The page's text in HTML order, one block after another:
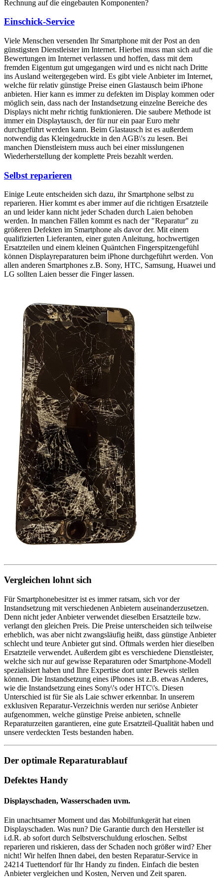
Rechnung auf die eingebauten Komponenten?
Einschick-Service
Viele Menschen versenden Ihr Smartphone mit der Post an den
günstigsten Dienstleister im Internet. Hierbei muss man sich auf die
Bewertungen im Internet verlassen und hoffen, dass mit dem
fremden Eigentum gut umgegangen wird und es nicht nach Dritte
ins Ausland weitergegeben wird. Es gibt viele Anbieter im Internet,
welche für relativ günstige Preise einen Glastausch beim iPhone
anbieten. Hier kann es immer zu defekten im Display kommen oder
möglich sein, dass nach der Instandsetzung einzelne Bereiche des
Displays nicht mehr richtig funktionieren. Die saubere Methode ist
immer ein Displaytausch, der für nur ein paar Euro mehr
durchgeführt werden kann. Beim Glastausch ist es außerdem
notwendig das Kleingedruckte in den AGB\'s zu lesen. Bei
manchen Dienstleistern muss auch bei einer misslungenen
Wiederherstellung der komplette Preis bezahlt werden.
Selbst reparieren
Einige Leute entscheiden sich dazu, ihr Smartphone selbst zu
reparieren. Hier kommt es aber immer auf die richtigen Ersatzteile
an und leider kann nicht jeder Schaden durch Laien behoben
werden. In manchen Fällen kommt es nach der "Reparatur" zu
größeren Defekten im Smartphone als davor der. Mit einem
qualifizierten Lieferanten, einer guten Anleitung, hochwertigen
Ersatzteilen und einem kleinen Quäntchen Fingerspitzengefühl
können Displayreparaturen beim iPhone durchgeführt werden. Von
allen anderen Smartphones z.B. Sony, HTC, Samsung, Huawei und
LG sollten Laien besser die Finger lassen.
Vergleichen lohnt sich
Für Smartphonebesitzer ist es immer ratsam, sich vor der
Instandsetzung mit verschiedenen Anbietern auseinanderzusetzen.
Denn nicht jeder Anbieter verwendet dieselben Ersatzteile bzw.
verlangt den gleichen Preis. Die Preise unterscheiden sich teilweise
erheblich, was aber nicht zwangsläufig heißt, dass günstige Anbieter
schlecht und teure Anbieter gut sind. Oftmals werden hier dieselben
Ersatzteile verwendet. Außerdem gibt es verschiedene Dienstleister,
welche sich nur auf gewisse Reparaturen oder Smartphone-Modell
spezialisiert haben und Ihre Expertise dort unter Beweis stellen
können. Die Instandsetzung eines iPhones ist z.B. etwas Anderes,
wie die Instandsetzung eines Sony\'s oder HTC\'s. Diesen
Unterschied ist für Sie als Laie schwer erkennbar. In unserem
exklusiven Reparatur-Verzeichnis werden nur seriöse Anbieter
aufgenommen, welche günstige Preise anbieten, schnelle
Reparaturzeiten garantieren, eine gute Ersatzteil-Qualität haben und
unsere verdeckten Tests bestanden haben.
Der optimale Reparaturablauf
Defektes Handy
Displayschaden, Wasserschaden uvm.
Ein unachtsamer Moment und das Mobilfunkgerät hat einen
Displayschaden. Was nun? Die Garantie durch den Hersteller ist
i.d.R. ab sofort durch Selbstverschuldung erloschen. Selbst
reparieren und riskieren, dass der Schaden noch größer wird? Eher
nicht! Wir helfen Ihnen dabei, den besten Reparatur-Service in
24214 Tuettendorf für Ihr Handy zu finden. Einfach die besten
Anbieter vergleichen und Kosten, Nerven und Zeit sparen.